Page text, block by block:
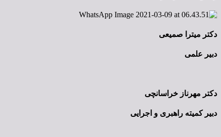
دکتر میترا صمیعی
دبیر علمی
دکتر مهرناز خراسانچی
دبیر کمیته راهبری و اجرایی